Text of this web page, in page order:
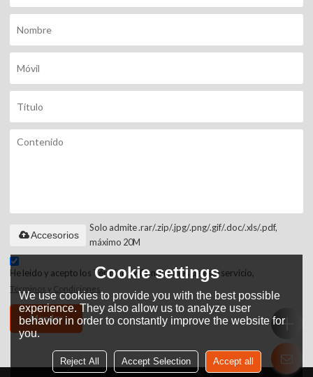
Solo admite .rar/.zip/.jpg/.png/.gif/.doc/.xls/.pdf,
máximo 20M
Accesorios
He leido y acepto los Términos y Condiciones de este servicio,
Términos y Condiciones
Mandar
Cookie settings
We use cookies to provide you with the best possible
experience. They also allow us to analyze user
behavior in order to constantly improve the website for
you.
Reject All Accept Selection Accept all